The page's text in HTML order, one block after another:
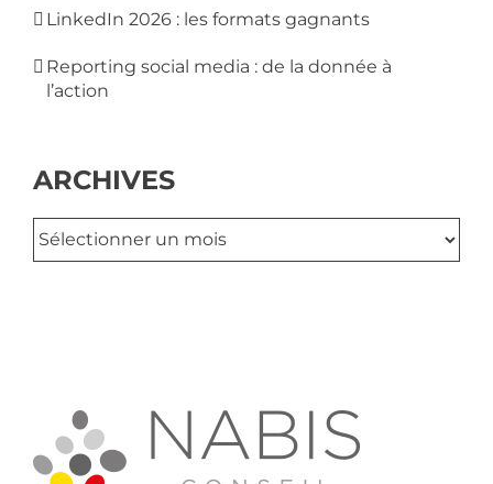
LinkedIn 2026 : les formats gagnants
Reporting social media : de la donnée à
l’action
ARCHIVES
Archives